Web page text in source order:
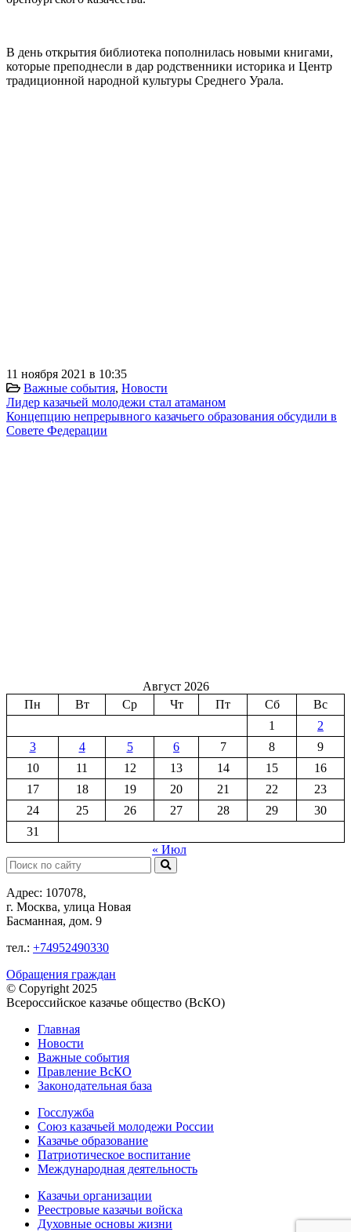
В день открытия библиотека пополнилась новыми книгами,
которые преподнесли в дар родственники историка и Центр
традиционной народной культуры Среднего Урала.
11 ноября 2021 в 10:35
Важные события, Новости
Лидер казачьей молодежи стал атаманом
Концепцию непрерывного казачьего образования обсудили в
Совете Федерации
Август 2026
Пн
Вт Ср Чт Пт Сб
Вс
1
2
3
4 5 6 7 8
9
10
11 12 13 14 15
16
17
18 19 20 21 22
23
24
25 26 27 28 29
30
31
« Июл
Поиск:
Адрес: 107078,
г. Москва, улица Новая
Басманная, дом. 9
тел.: +74952490330
Обращения граждан
© Copyright 2025
Всероссийское казачье общество (ВсКО)
Главная
Новости
Важные события
Правление ВсКО
Законодательная база
Госслужба
Союз казачьей молодежи России
Казачье образование
Патриотическое воспитание
Международная деятельность
Казачьи организации
Реестровые казачьи войска
Духовные основы жизни